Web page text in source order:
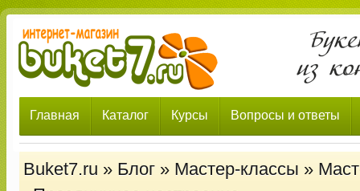
Главная Каталог Курсы Вопросы и ответы
Buket7.ru » Блог » Мастер-классы »